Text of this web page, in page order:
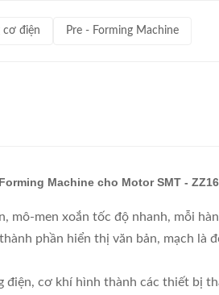
cơ điện Pre - Forming Machine
Machine cho Motor SMT -
mô-men xoắn tốc độ nhanh, mỗi
phần hiển thị văn bản, mạch
điện, cơ khí hình thành các thiết bị